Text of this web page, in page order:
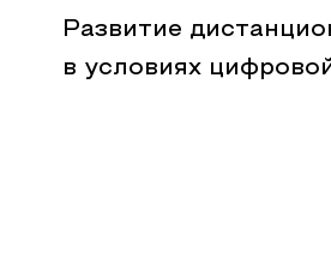
Развитие
в условиях